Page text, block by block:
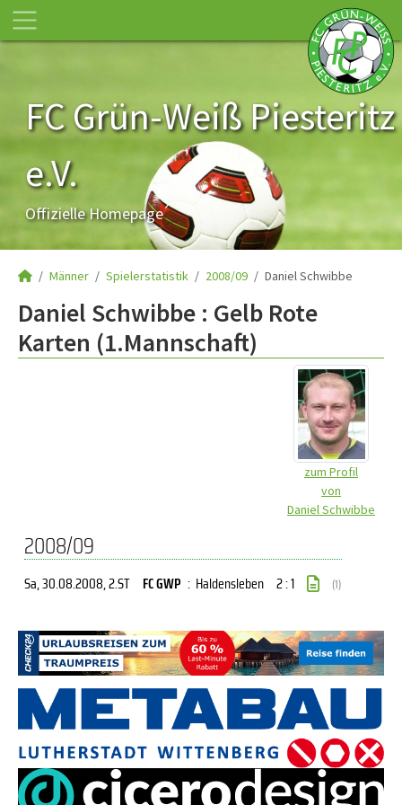
FC Grün-Weiß Piesteritz
e.V.
Offizielle Homepage
Männer Spielerstatistik 2008/09 Daniel Schwibbe
Daniel Schwibbe : Gelb Rote
Karten (1.Mannschaft)
zum Profil
von
Daniel Schwibbe
2008/09
Sa, 30.08.2008, 2.ST FC GWP : Haldensleben 2 : 1 (1)